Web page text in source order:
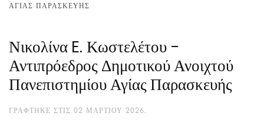
ΑΓΊΑΣ ΠΑΡΑΣΚΕΥΉΣ
Νικολίνα E. Κωστελέτου –
Αντιπρόεδρος Δημοτικού Ανοιχτού
Πανεπιστημίου Αγίας Παρασκευής
ΓΡΆΦΤΗΚΕ ΣΤΙΣ 02 ΜΑΡΤΊΟΥ 2026.